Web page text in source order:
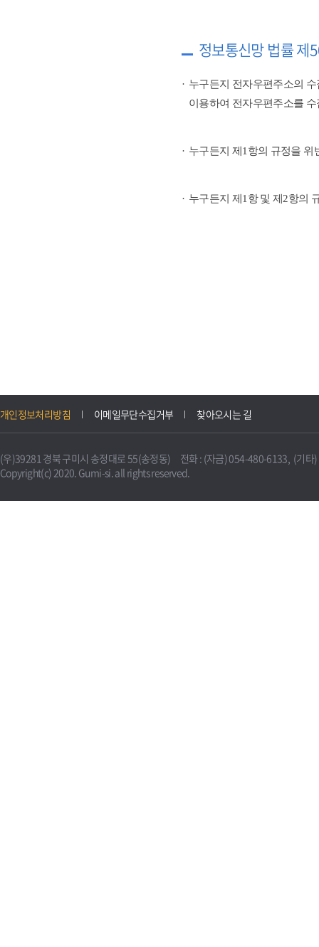
정보통신망 법률 제
누구든지 전자우편주소의
이용하여 전자우편주소를
누구든지 제1항의 규정을 위
누구든지 제1항 및 제2항의
개인정보처리방침 이메일무단수집거부 찾아오시는 길
(우)39281 경북 구미시 송정대로 55(송정동) 전화 : (자금) 054-480-6133, (기타
Copyright(c) 2020. Gumi-si. all rights reserved.